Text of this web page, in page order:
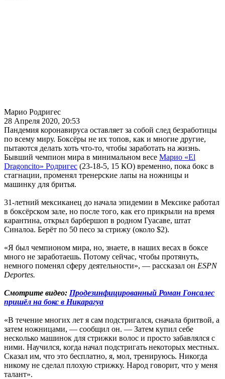
Марио Родригес
28 Апреля 2020, 20:53
Пандемия коронавируса оставляет за собой след безработицы
по всему миру. Боксёры не их топов, как и многие другие,
пытаются делать хоть что-то, чтобы заработать на жизнь.
Бывший чемпион мира в минимальном весе Марио «El
Dragonсito» Родригес (23-18-5, 15 КО) временно, пока бокс в
стагнации, променял тренерские лапы на ножницы и
машинку для бритья.
31-летний мексиканец до начала эпидемии в Мексике работал
в боксёрском зале, но после того, как его прикрыли на время
карантина, открыл барбершоп в родном Гуасаве, штат
Синалоа. Берёт по 50 песо за стрижу (около $2).
«Я был чемпионом мира, но, знаете, в наших весах в боксе
много не заработаешь. Потому сейчас, чтобы протянуть,
немного поменял сферу деятельности», — рассказал он ESPN
Deportes.
Смотрите видео: Продезинфицированный Роман Гонсалес
пришёл на бокс в Никарагуа
«В течение многих лет я сам подстригался, сначала бритвой, а
затем ножницами, — сообщил он. — Затем купил себе
несколько машинок для стрижки волос и просто забавлялся с
ними. Научился, когда начал подстригать некоторых местных.
Сказал им, что это бесплатно, я, мол, тренируюсь. Никогда
никому не сделал плохую стрижку. Народ говорит, что у меня
талант».